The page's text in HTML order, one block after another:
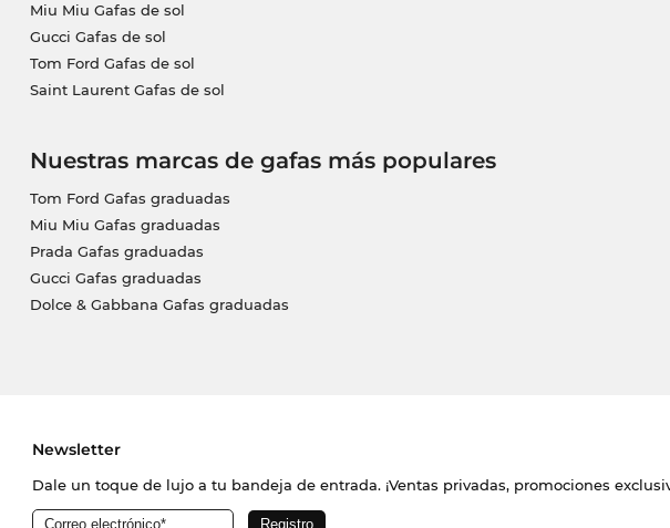
Miu Miu Gafas de sol
Gucci Gafas de sol
Tom Ford Gafas de sol
Saint Laurent Gafas de sol
Nuestras marcas de gafas más populares
Tom Ford Gafas graduadas
Miu Miu Gafas graduadas
Prada Gafas graduadas
Gucci Gafas graduadas
Dolce & Gabbana Gafas graduadas
Newsletter
Dale un toque de lujo a tu bandeja de entrada. ¡Ventas privadas, promociones